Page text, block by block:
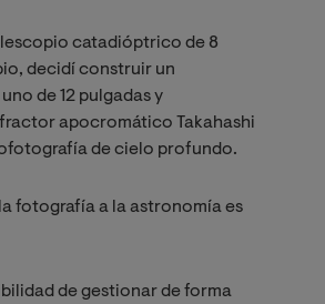
catadióptrico de 8
decidí construir un
de 12 pulgadas y
apocromático Takahashi
de cielo profundo.
fotografía a la astronomía es
de gestionar de forma